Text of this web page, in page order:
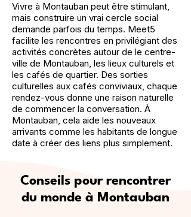
Vivre à Montauban peut être stimulant,
mais construire un vrai cercle social
demande parfois du temps. Meet5
facilite les rencontres en privilégiant des
activités concrètes autour de le centre-
ville de Montauban, les lieux culturels et
les cafés de quartier. Des sorties
culturelles aux cafés conviviaux, chaque
rendez-vous donne une raison naturelle
de commencer la conversation. À
Montauban, cela aide les nouveaux
arrivants comme les habitants de longue
date à créer des liens plus simplement.
Conseils pour rencontrer
du monde à Montauban